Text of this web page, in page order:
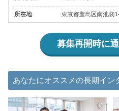
所在地 東京都豊島区南池
募集再開時に
あなたにオススメの長期イン